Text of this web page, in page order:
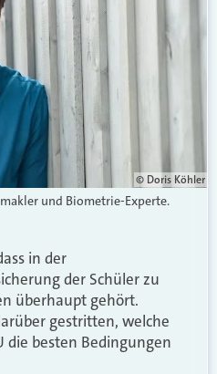
© Doris Köhler
und Biometrie-Experte.
in der
der Schüler zu
überhaupt gehört.
gestritten, welche
die besten Bedingungen